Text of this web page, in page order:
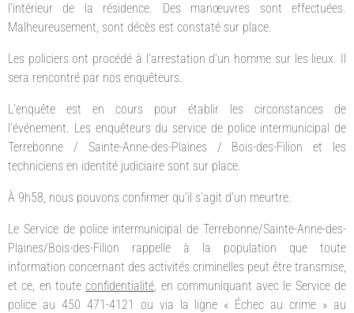
l’intérieur de la résidence. Des manœuvres sont effectuées.
Malheureusement, sont décès est constaté sur place.
Les policiers ont procédé à l’arrestation d’un homme sur les lieux. Il
sera rencontré par nos enquêteurs.
L’enquête est en cours pour établir les circonstances de
l’événement. Les enquêteurs du service de police intermunicipal de
Terrebonne / Sainte-Anne-des-Plaines / Bois-des-Filion et les
techniciens en identité judiciaire sont sur place.
À 9h58, nous pouvons confirmer qu’il s’agit d’un meurtre.
Le Service de police intermunicipal de Terrebonne/Sainte-Anne-des-
Plaines/Bois-des-Filion rappelle à la population que toute
information concernant des activités criminelles peut être transmise,
et ce, en touteconfidentialité, en communiquant avec le Service de
police au 450 471-4121 ou via la ligne « Échec au crime » au